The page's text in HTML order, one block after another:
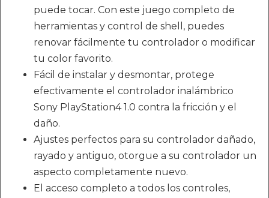
puede tocar. Con este juego completo de
herramientas y control de shell, puedes
renovar fácilmente tu controlador o modificar
tu color favorito.
Fácil de instalar y desmontar, protege
efectivamente el controlador inalámbrico
Sony PlayStation4 1.0 contra la fricción y el
daño.
Ajustes perfectos para su controlador dañado,
rayado y antiguo, otorgue a su controlador un
aspecto completamente nuevo.
El acceso completo a todos los controles,